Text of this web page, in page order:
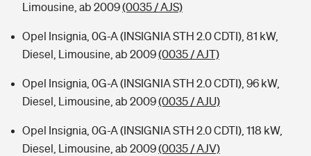
Limousine, ab 2009(0035 / AJS)
Opel Insignia, 0G-A (INSIGNIA STH 2.0 CDTI), 81 kW,
Diesel, Limousine, ab 2009(0035 / AJT)
Opel Insignia, 0G-A (INSIGNIA STH 2.0 CDTI), 96 kW,
Diesel, Limousine, ab 2009(0035 / AJU)
Opel Insignia, 0G-A (INSIGNIA STH 2.0 CDTI), 118 kW,
Diesel, Limousine, ab 2009(0035 / AJV)